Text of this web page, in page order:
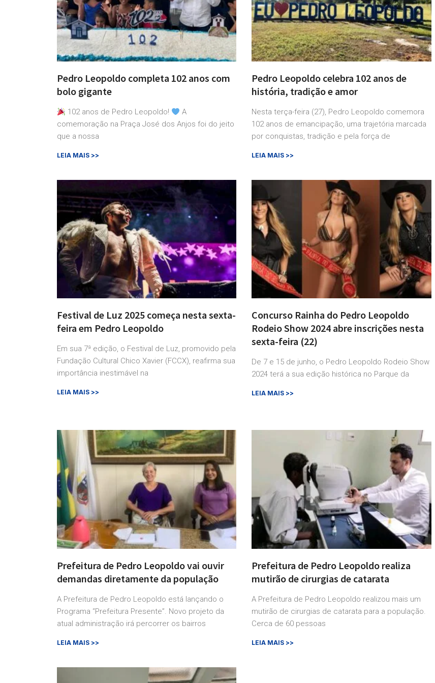
Pedro Leopoldo completa 102 anos com
bolo gigante
102 anos de Pedro Leopoldo!
A
comemoração na Praça José dos Anjos foi do jeito
que a nossa
LEIA MAIS >>
Pedro Leopoldo celebra 102 anos de
história, tradição e amor
Nesta terça-feira (27), Pedro Leopoldo comemora
102 anos de emancipação, uma trajetória marcada
por conquistas, tradição e pela força de
LEIA MAIS >>
Festival de Luz 2025 começa nesta sexta-
feira em Pedro Leopoldo
Em sua 7ª edição, o Festival de Luz, promovido pela
Fundação Cultural Chico Xavier (FCCX), reafirma sua
importância inestimável na
LEIA MAIS >>
Concurso Rainha do Pedro Leopoldo
Rodeio Show 2024 abre inscrições nesta
sexta-feira (22)
De 7 e 15 de junho, o Pedro Leopoldo Rodeio Show
2024 terá a sua edição histórica no Parque da
LEIA MAIS >>
Prefeitura de Pedro Leopoldo vai ouvir
demandas diretamente da população
A Prefeitura de Pedro Leopoldo está lançando o
Programa “Prefeitura Presente”. Novo projeto da
atual administração irá percorrer os bairros
LEIA MAIS >>
Prefeitura de Pedro Leopoldo realiza
mutirão de cirurgias de catarata
A Prefeitura de Pedro Leopoldo realizou mais um
mutirão de cirurgias de catarata para a população.
Cerca de 60 pessoas
LEIA MAIS >>